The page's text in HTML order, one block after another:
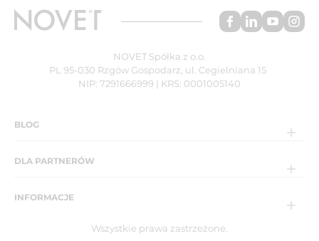
NOVET Spółka z o.o.
PL 95-030 Rzgów Gospodarz, ul. Cegielniana 15
NIP: 7291666999 | KRS: 0001005140
BLOG
DLA PARTNERÓW
INFORMACJE
Wszystkie prawa zastrzeżone.